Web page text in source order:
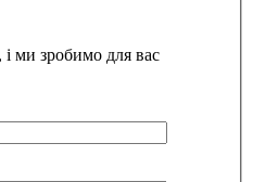
і ми зробимо для вас